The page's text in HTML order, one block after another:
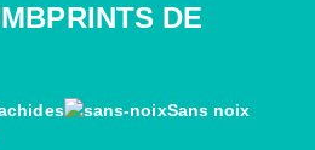
DE
Sans noix